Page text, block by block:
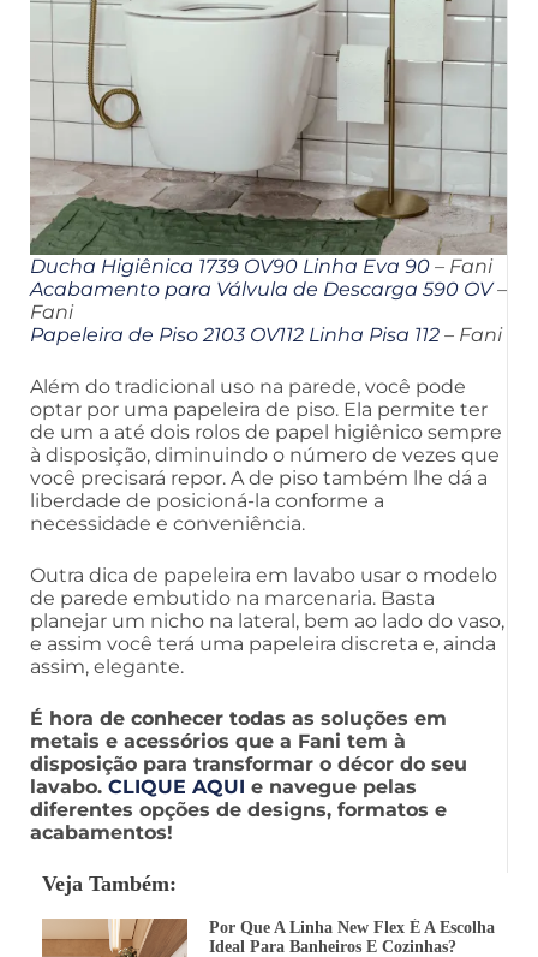
Ducha Higiênica 1739 OV90 Linha Eva 90 – Fani
Acabamento para Válvula de Descarga 590 OV–
Fani
Papeleira de Piso 2103 OV112 Linha Pisa 112 – Fani
Além do tradicional uso na parede, você pode
optar por uma papeleira de piso. Ela permite ter
de um a até dois rolos de papel higiênico sempre
à disposição, diminuindo o número de vezes que
você precisará repor. A de piso também lhe dá a
liberdade de posicioná-la conforme a
necessidade e conveniência.
Outra dica de papeleira em lavabo usar o modelo
de parede embutido na marcenaria. Basta
planejar um nicho na lateral, bem ao lado do vaso,
e assim você terá uma papeleira discreta e, ainda
assim, elegante.
É hora de conhecer todas as soluções em
metais e acessórios que a Fani tem à
disposição para transformar o décor do seu
lavabo. CLIQUE AQUI e navegue pelas
diferentes opções de designs, formatos e
acabamentos!
Veja Também:
Por Que A Linha New Flex É A Escolha
Ideal Para Banheiros E Cozinhas?